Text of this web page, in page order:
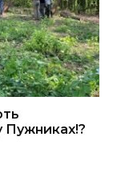
Пужниках!?